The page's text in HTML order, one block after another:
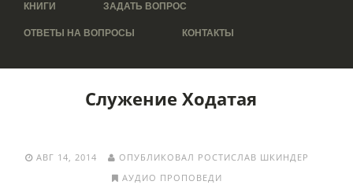
КНИГИ ЗАДАТЬ ВОПРОС
ОТВЕТЫ НА ВОПРОСЫ КОНТАКТЫ
Служение Ходатая
АВГ 14, 2014
ОПУБЛИКОВАЛ РОСТИСЛАВ ШКИНДЕР
АУДИО ПРОПОВЕДИ